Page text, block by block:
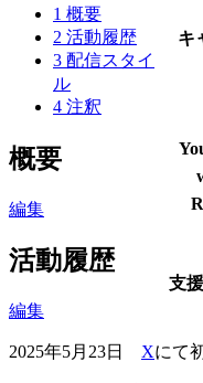
キ
支
1 概要
2 活動履歴
3 配信スタイ
ル
4 注釈
概要
編集
活動履歴
編集
2025年5月23日 Xにて